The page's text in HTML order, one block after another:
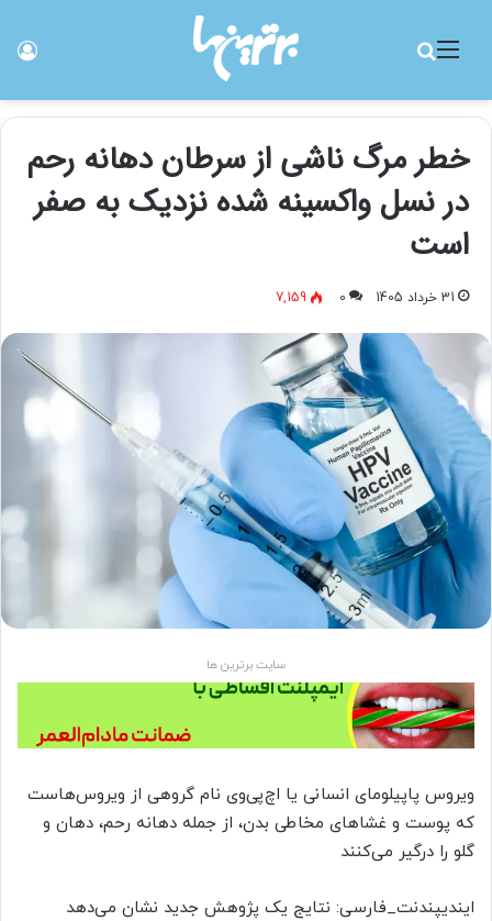
منو
خطر مرگ ناشی از سرطان دهانه رحم
در نسل واکسینه شده نزدیک به صفر
است
31 خرداد 1405 0
7,159
سایت برترین ها
ویروس پاپیلومای انسانی یا اچ‌پی‌وی نام گروهی از ویروس‌هاست
که پوست و غشاهای مخاطی بدن، از جمله دهانه رحم، دهان و
گلو را درگیر می‌کنند
ایندیپندنت_فارسی: نتایج یک پژوهش جدید نشان می‌دهد